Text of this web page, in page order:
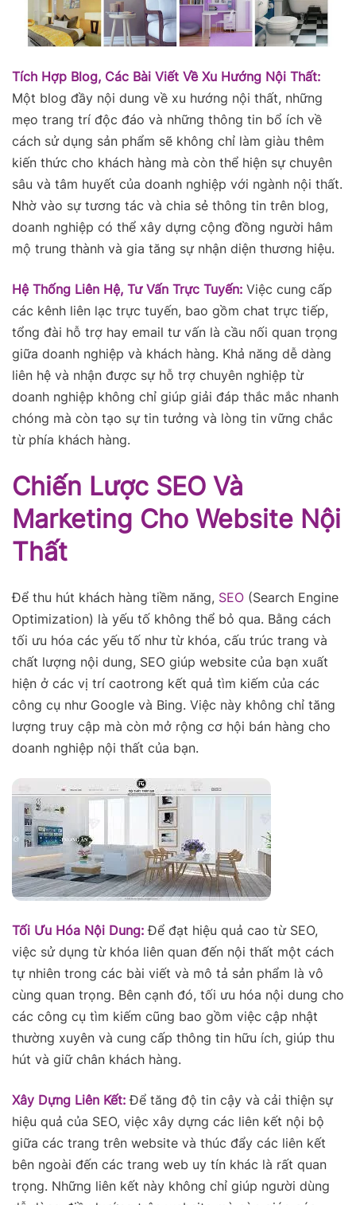
Tích Hợp Blog, Các Bài Viết Về Xu Hướng Nội Thất:
Một blog đầy nội dung về xu hướng nội thất, những
mẹo trang trí độc đáo và những thông tin bổ ích về
cách sử dụng sản phẩm sẽ không chỉ làm giàu thêm
kiến thức cho khách hàng mà còn thể hiện sự chuyên
sâu và tâm huyết của doanh nghiệp với ngành nội thất.
Nhờ vào sự tương tác và chia sẻ thông tin trên blog,
doanh nghiệp có thể xây dựng cộng đồng người hâm
mộ trung thành và gia tăng sự nhận diện thương hiệu.
Hệ Thống Liên Hệ, Tư Vấn Trực Tuyến: Việc cung cấp
các kênh liên lạc trực tuyến, bao gồm chat trực tiếp,
tổng đài hỗ trợ hay email tư vấn là cầu nối quan trọng
giữa doanh nghiệp và khách hàng. Khả năng dễ dàng
liên hệ và nhận được sự hỗ trợ chuyên nghiệp từ
doanh nghiệp không chỉ giúp giải đáp thắc mắc nhanh
chóng mà còn tạo sự tin tưởng và lòng tin vững chắc
từ phía khách hàng.
Chiến Lược SEO Và
Marketing Cho Website Nội
Thất
Để thu hút khách hàng tiềm năng, SEO (Search Engine
Optimization) là yếu tố không thể bỏ qua. Bằng cách
tối ưu hóa các yếu tố như từ khóa, cấu trúc trang và
chất lượng nội dung, SEO giúp website của bạn xuất
hiện ở các vị trí caotrong kết quả tìm kiếm của các
công cụ như Google và Bing. Việc này không chỉ tăng
lượng truy cập mà còn mở rộng cơ hội bán hàng cho
doanh nghiệp nội thất của bạn.
Tối Ưu Hóa Nội Dung: Để đạt hiệu quả cao từ SEO,
việc sử dụng từ khóa liên quan đến nội thất một cách
tự nhiên trong các bài viết và mô tả sản phẩm là vô
cùng quan trọng. Bên cạnh đó, tối ưu hóa nội dung cho
các công cụ tìm kiếm cũng bao gồm việc cập nhật
thường xuyên và cung cấp thông tin hữu ích, giúp thu
hút và giữ chân khách hàng.
Xây Dựng Liên Kết: Để tăng độ tin cậy và cải thiện sự
hiệu quả của SEO, việc xây dựng các liên kết nội bộ
giữa các trang trên website và thúc đẩy các liên kết
bên ngoài đến các trang web uy tín khác là rất quan
trọng. Những liên kết này không chỉ giúp người dùng